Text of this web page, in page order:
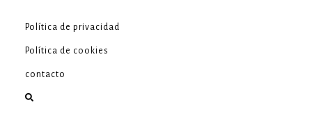
Política de privacidad
Política de cookies
contacto